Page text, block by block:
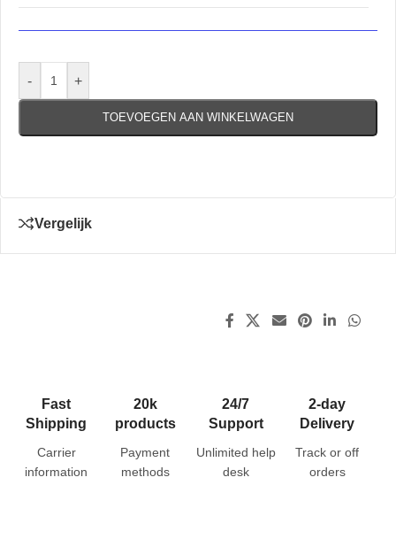
- +
TOEVOEGEN AAN WINKELWAGEN
Vergelijk
Fast
Shipping
Carrier
information
20k
products
Payment
methods
24/7
Support
Unlimited help
desk
2-day
Delivery
Track or off
orders